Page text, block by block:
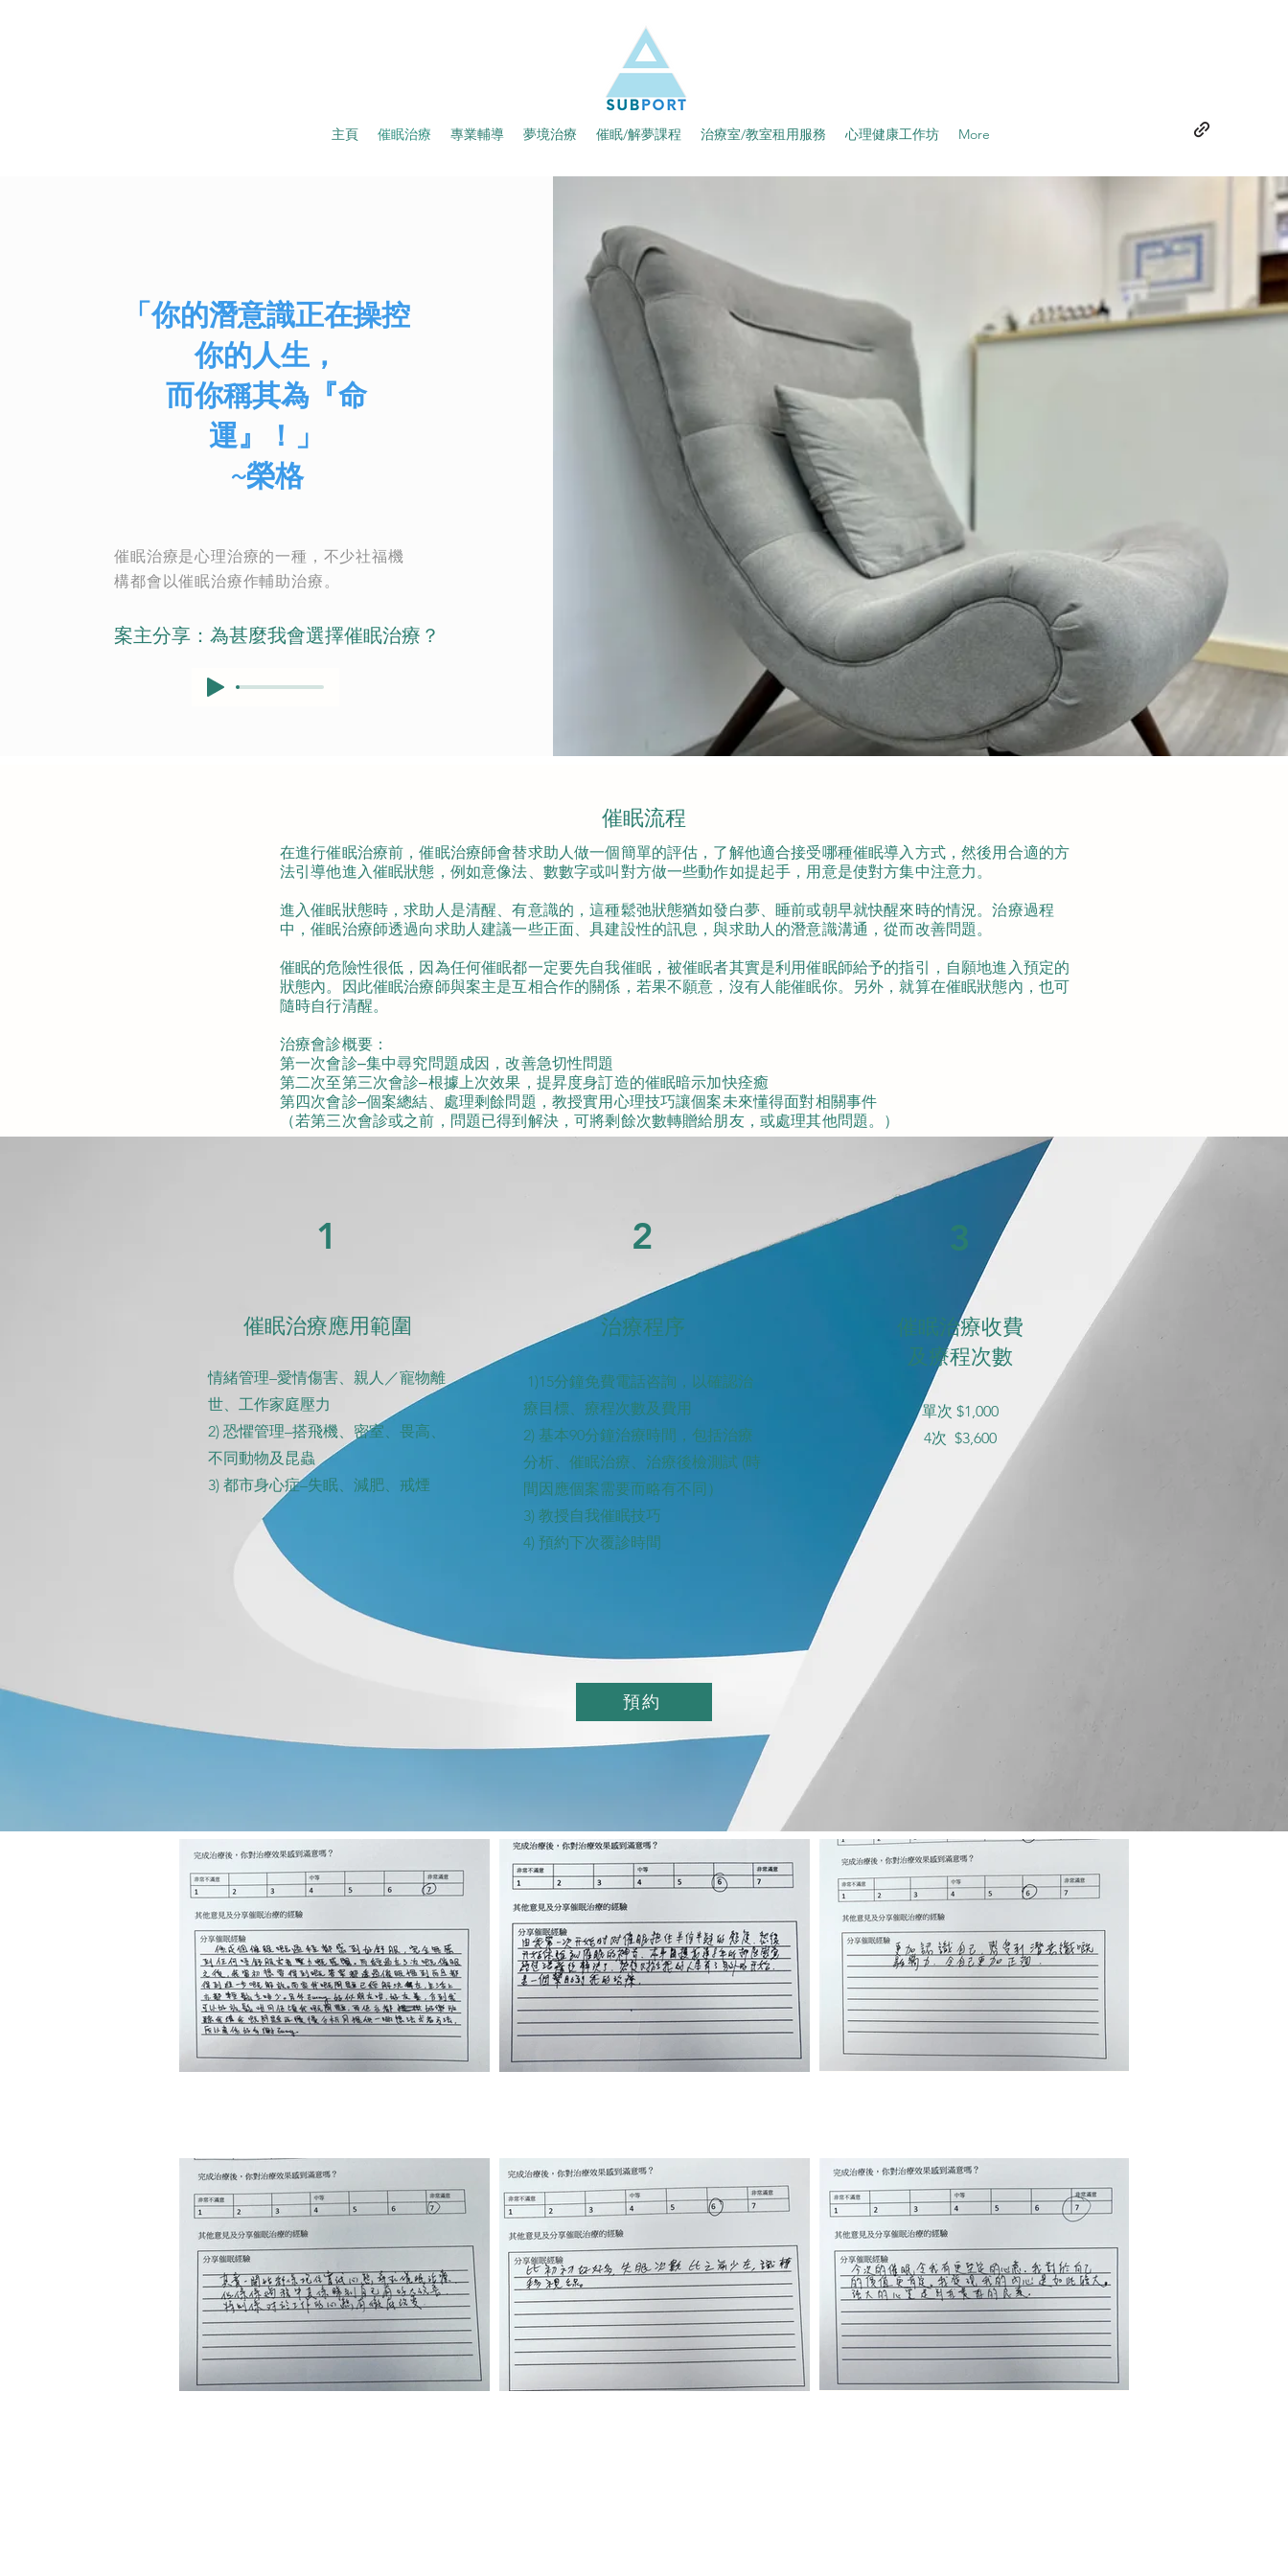
主頁 催眠治療 專業輔導 夢境治療 催眠/解夢課程 治療室/教室租用服務 心理健康工作坊 More
「你的潛意識正在操控
你的人生，
​而你稱其為『命
運』！」
~榮格
催眠治療是心理治療的一種，不少社福機
構都會以催眠治療作輔助治療。
​案主分享：為甚麼我會選擇催眠治療？
催眠流程
在進行催眠治療前，催眠治療師會替求助人做一個簡單的評估，了解他適合接受哪種催眠導入方式，然後用合適的方
法引導他進入催眠狀態，例如意像法、數數字或叫對方做一些動作如提起手，用意是使對方集中注意力。
進入催眠狀態時，求助人是清醒、有意識的，這種鬆弛狀態猶如發白夢、睡前或朝早就快醒來時的情況。治療過程
中，催眠治療師透過向求助人建議一些正面、具建設性的訊息，與求助人的潛意識溝通，從而改善問題。
催眠的危險性很低，因為任何催眠都一定要先自我催眠，被催眠者其實是利用催眠師給予的指引，自願地進入預定的
狀態內。因此催眠治療師與案主是互相合作的關係，若果不願意，沒有人能催眠你。另外，就算在催眠狀態內，也可
隨時自行清醒。
治療會診概要：
第一次會診–集中尋究問題成因，改善急切性問題
第二次至第三次會診–根據上次效果，提昇度身訂造的催眠暗示加快痊癒
第四次會診–個案總結、處理剩餘問題，教授實用心理技巧讓個案未來懂得面對相關事件
（若第三次會診或之前，問題已得到解決，可將剩餘次數轉贈給朋友，或處理其他問題。）
1
催眠治療應用範圍
情緒管理–愛情傷害、親人／寵物離
世、工作家庭壓力
2) 恐懼管理–搭飛機、密室、畏高、
不同動物及昆蟲
3) 都市身心症–失眠、減肥、戒煙
2
治療程序
1)15分鐘免費電話咨詢，以確認治
療目標、療程次數及費用
2) 基本90分鐘治療時間，包括治療
分析、催眠治療、治療後檢測試 (時
間因應個案需要而略有不同）
3) 教授自我催眠技巧
4) 預約下次覆診時間
3
催眠治療收費
及療程次數
單次 $1,000
4次 $3,600
預約